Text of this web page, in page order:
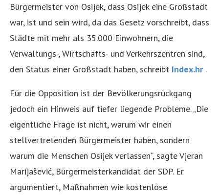
Bürgermeister von Osijek, dass Osijek eine Großstadt
war, ist und sein wird, da das Gesetz vorschreibt, dass
Städte mit mehr als 35.000 Einwohnern, die
Verwaltungs-, Wirtschafts- und Verkehrszentren sind,
den Status einer Großstadt haben, schreibt Index.hr.
Für die Opposition ist der Bevölkerungsrückgang
jedoch ein Hinweis auf tiefer liegende Probleme. „Die
eigentliche Frage ist nicht, warum wir einen
stellvertretenden Bürgermeister haben, sondern
warum die Menschen Osijek verlassen“, sagte Vjeran
Marijašević, Bürgermeisterkandidat der SDP. Er
argumentiert, Maßnahmen wie kostenlose